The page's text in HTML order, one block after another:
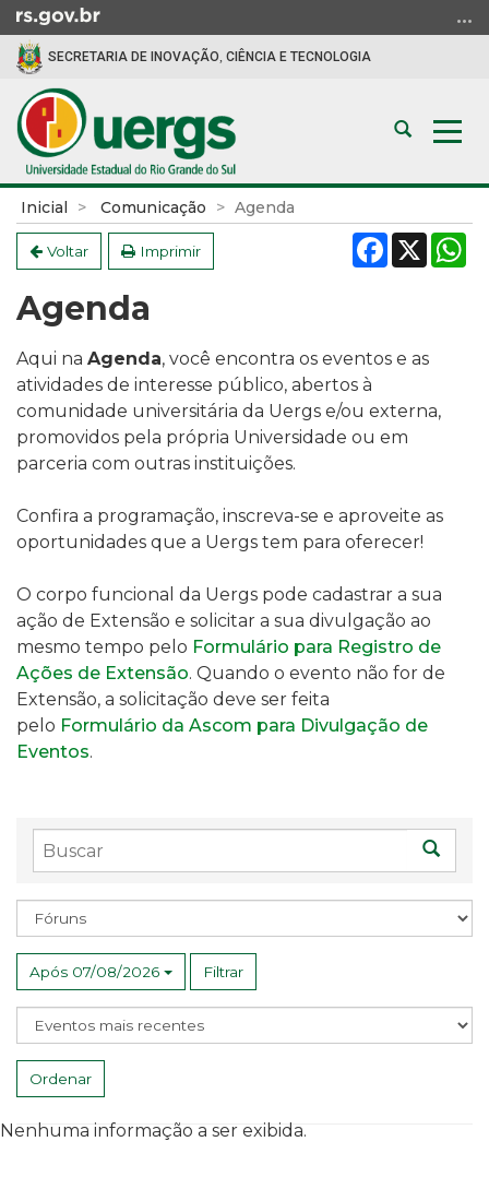
para
conteúdo
para
menu
para
busca
SECRETARIA DE INOVAÇÃO, CIÊNCIA E TECNOLOGIA
Abrir
busca
Início
do
conteúdo
Inicial Comunicação Agenda
Voltar Imprimir Facebook
X
Agenda
Aqui na Agenda, você encontra os eventos e as
atividades de interesse público, abertos à
comunidade universitária da Uergs e/ou externa,
promovidos pela própria Universidade ou em
parceria com outras instituições.
Confira a programação, inscreva-se e aproveite as
oportunidades que a Uergs tem para oferecer!
O corpo funcional da Uergs pode cadastrar a sua
ação de Extensão e solicitar a sua divulgação ao
mesmo tempo pelo Formulário para Registro de
Ações de Extensão. Quando o evento não for de
Extensão, a solicitação deve ser feita
pelo Formulário da Ascom para Divulgação de
Eventos.
Buscar
Assunto
Após 07/08/2026 Filtrar
Ordenar
Nenhuma informação a ser exibida.